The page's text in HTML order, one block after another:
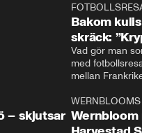
Bakom
skräck:
Vad gör man
med
– skjutsar